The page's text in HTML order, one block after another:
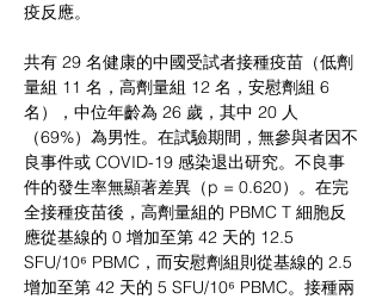
疫反應。
共有 29 名健康的中國受試者接種疫苗（低劑
量組 11 名，高劑量組 12 名，安慰劑組 6
名），中位年齡為 26 歲，其中 20 人
（69%）為男性。在試驗期間，無參與者因不
良事件或 COVID-19 感染退出研究。不良事
件的發生率無顯著差異（p = 0.620）。在完
全接種疫苗後，高劑量組的 PBMC T 細胞反
應從基線的 0 增加至第 42 天的 12.5
SFU/10⁶ PBMC，而安慰劑組則從基線的 2.5
增加至第 42 天的 5 SFU/10⁶ PBMC。接種兩